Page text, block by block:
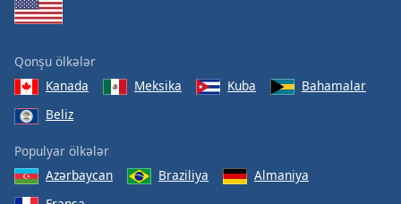
Qonşu ölkələr
Kanada
Meksika Kuba
Bahamalar
Beliz
Populyar ölkələr
Azərbaycan
Braziliya
Almaniya